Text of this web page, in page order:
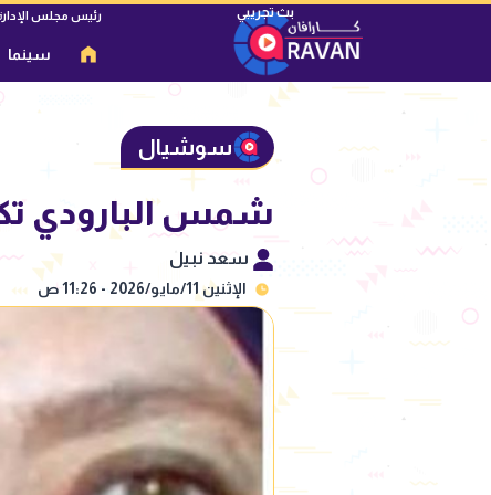
رئيس مجلس
سينما
سوشيال
شمس البارودي
سعد نبيل
الإثنين 11/مايو/2026 - 11:26 ص